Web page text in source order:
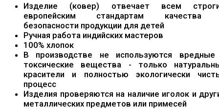
Изделие (ковер) отвечает всем
европейским стандартам качества
безопасности продукции для детей
Ручная работа индийских мастеров
100% хлопок
В производстве не используются
токсические вещества - только
красители и полностью экологически
процесс
Изделия проверяются на наличие иголок и
металлических предметов или примесей